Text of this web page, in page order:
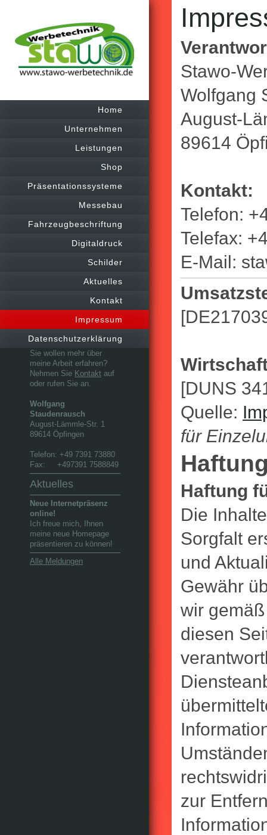
Home
Unternehmen
Leistungen
Shop
Präsentationssysteme
Messebau
Fahrzeugbeschriftung
Digitaldruck
Schilder
Aktuelles
Kontakt
Impressum
Datenschutzerklärung
Sie wollen mehr über
meine Arbeit erfahren?
Nehmen Sie Kontakt auf
oder rufen Sie an.
Wolfgang
Staudenrausch
August-Lämmle-Str. 1
89614 Öpfingen
Telefon: +49 7391 73880
Fax: +497391 7588849
Aktuelles
Neue Internetpräsenz
online!
Ich freue mich, Ihnen
meine neue Homepage
präsentieren zu können!
Alle Meldungen
Stawo-
Wolfgang
August-
89614
Kontakt:
Telefon:
Telefax:
E-Mail:
[DUNS
Quelle:
für
Haftung
Die
Sorgfalt
und
Gewähr
wir
diesen
zur